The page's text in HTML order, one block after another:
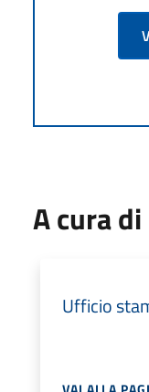
A cura di
Ufficio